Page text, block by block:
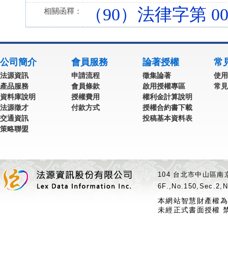
相關函釋： （90）法律字第
公司簡介
法源資訊
產品服務
資料庫說明
法源徵才
交通資訊
策略聯盟
會員服務
申請流程
會員條款
授權費用
付款方式
論著授權
徵集論著
啟用授權專區
權利金計算說明
授權合約書下載
投稿基本資料表
常
使
常
104 台北市中山區
本網站智慧財產權
未經正式書面授權